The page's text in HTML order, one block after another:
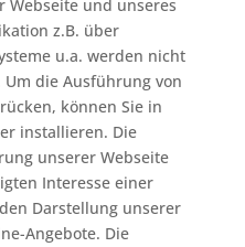
Webseite und unseres
z.B. über
u.a. werden nicht
die Ausführung von
können Sie in
installieren. Die
unserer Webseite
Interesse einer
Darstellung unserer
Angebote. Die